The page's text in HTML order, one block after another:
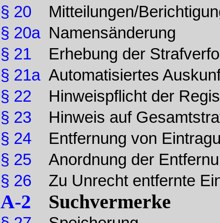
§ 20
§ 20a
§ 21
§ 21a
§ 22
§ 23
§ 24
§ 25
§ 26
A-2
Mitteilungen/
Namensänderung
Erhebung der
Automatisiertes
Hinweispflicht der
Hinweis auf
Entfernung von
Anordnung der
Zu Unrecht entfernte
Suchvermerke